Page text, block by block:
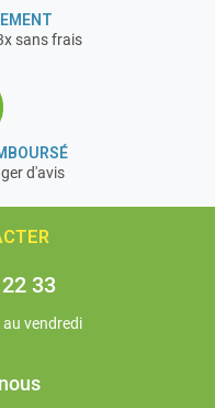
sans frais
d'avis
33
vendredi